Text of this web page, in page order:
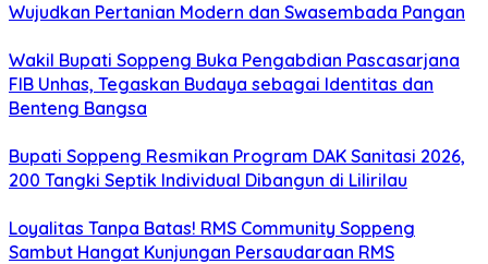
Wujudkan Pertanian Modern dan Swasembada Pangan
Wakil Bupati Soppeng Buka Pengabdian Pascasarjana
FIB Unhas, Tegaskan Budaya sebagai Identitas dan
Benteng Bangsa
Bupati Soppeng Resmikan Program DAK Sanitasi 2026,
200 Tangki Septik Individual Dibangun di Lilirilau
Loyalitas Tanpa Batas! RMS Community Soppeng
Sambut Hangat Kunjungan Persaudaraan RMS